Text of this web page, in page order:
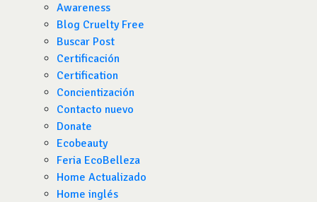
Awareness
Blog Cruelty Free
Buscar Post
Certificación
Certification
Concientización
Contacto nuevo
Donate
Ecobeauty
Feria EcoBelleza
Home Actualizado
Home inglés